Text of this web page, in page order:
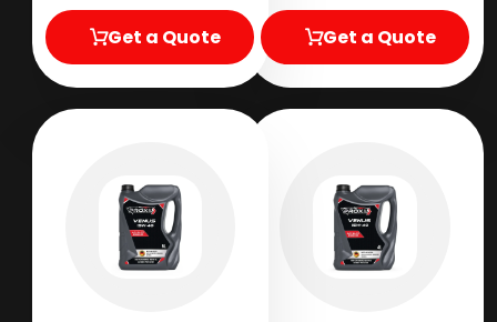
Get a Quote
Get a Quote